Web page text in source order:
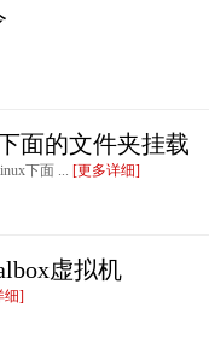
面的文件夹挂载
下面 ... [更多详细]
虚拟机
细]